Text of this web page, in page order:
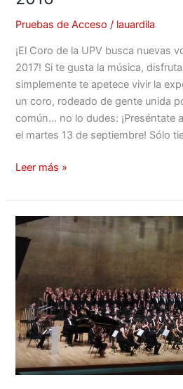
Pruebas de Acceso / lauardila
¡El Coro de la UPV busca nuevas
2017! Si te gusta la música,
simplemente te apetece vivir la
un coro, rodeado de gente unida
común… no lo dudes: ¡Preséntate
el martes 13 de septiembre! Sólo
Leer más »
Pruebas
de
acceso
–
2016